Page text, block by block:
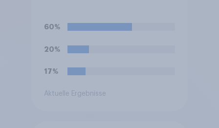
60%
20%
17%
Aktuelle Ergebnisse